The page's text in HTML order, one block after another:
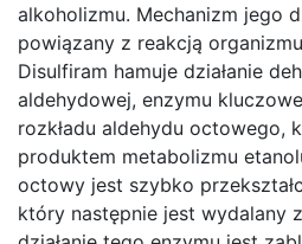
alkoholizmu. Mechanizm jego
powiązany z reakcją
Disulfiram hamuje działanie
aldehydowej, enzymu
rozkładu aldehydu octowego,
produktem metabolizmu
octowy jest szybko
który następnie jest wydalany